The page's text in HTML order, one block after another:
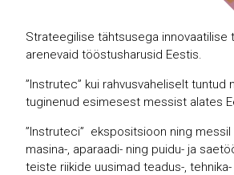
Strateegilise tähtsusega innovaatilise
arenevaid tööstusharusid Eestis.
”Instrutec” kui rahvusvaheliselt
tuginenud esimesest messist alates
”Instruteci” ekspositsioon ning
masina-, aparaadi- ning puidu- ja
teiste riikide uusimad teadus-,